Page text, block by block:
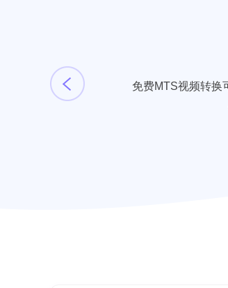
免费MTS视频转换